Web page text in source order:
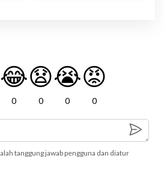
😂
0
😧
0
😭
0
😡
0
tanggung jawab pengguna dan diatur